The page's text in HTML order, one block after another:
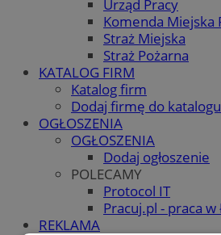
Urząd Pracy
Komenda Miejska
Straż Miejska
Straż Pożarna
KATALOG FIRM
Katalog firm
Dodaj firmę do katalogu
OGŁOSZENIA
OGŁOSZENIA
Dodaj ogłoszenie
POLECAMY
Protocol IT
Pracuj.pl - praca w
REKLAMA